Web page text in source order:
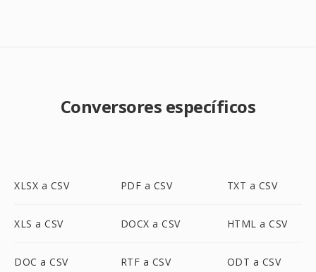
Conversores específicos
XLSX a CSV PDF a CSV TXT a CSV
XLS a CSV DOCX a CSV HTML a CSV
DOC a CSV RTF a CSV ODT a CSV